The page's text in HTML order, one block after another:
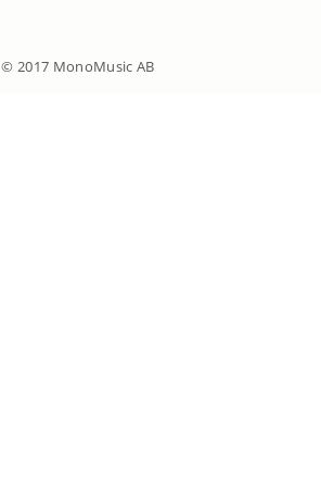
© 2017 MonoMusic AB